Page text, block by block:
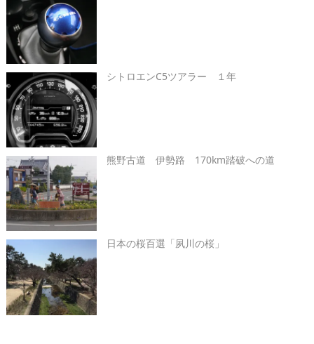
シトロエンC5ツアラー １年
熊野古道 伊勢路 170km踏破への道
日本の桜百選「夙川の桜」